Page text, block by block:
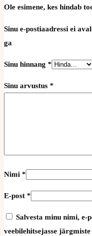
Ole esimene, kes hindab
Sinu e-postiaadressi ei
ga
Sinu hinnang *
Sinu arvustus *
Nimi *
E-post *
Salvesta minu nimi, e-
veebilehitsejasse